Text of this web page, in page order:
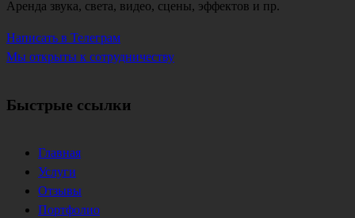
Аренда звука, света, видео, сцены, эффектов и пр.
Написать в Телеграм
Мы открыты к сотрудничеству
Быстрые ссылки
Главная
Услуги
Отзывы
Портфолио